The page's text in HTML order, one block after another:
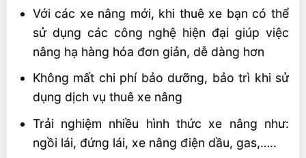
Với các xe nâng mới, khi thuê xe bạn có thể
sử dụng các công nghệ hiện đại giúp việc
nâng hạ hàng hóa đơn giản, dễ dàng hơn
Không mất chi phí bảo dưỡng, bảo trì khi sử
dụng dịch vụ thuê xe nâng
Trải nghiệm nhiều hình thức xe nâng như:
ngồi lái, đứng lái, xe nâng điện dầu, gas,…..